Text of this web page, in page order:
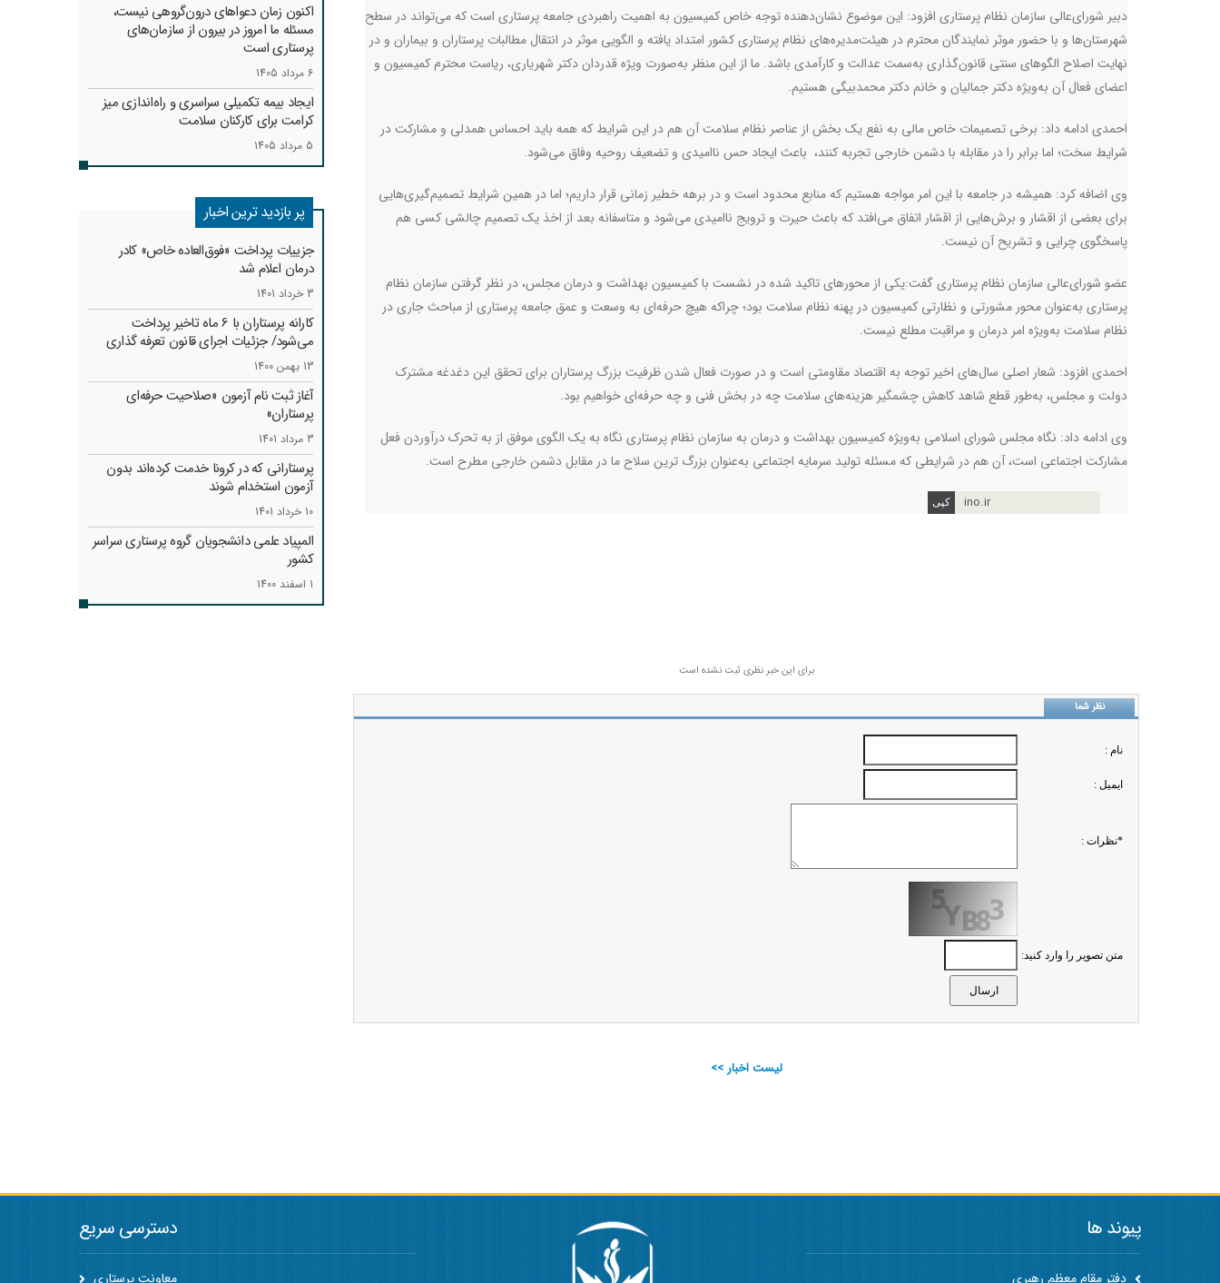
دبیر شورای‌عالی سازمان نظام پرستاری افزود: این موضوع نشان‌دهنده توجه خاص کمیسیون به اهمیت راهبردی جامعه پرستاری است که می‌تواند در سطح
شهرستان‌ها و با حضور موثر نمایندگان محترم در هیئت‌مدیره‌های نظام پرستاری کشور امتداد یافته و الگویی موثر در انتقال مطالبات پرستاران و بیماران و در
نهایت اصلاح الگوهای سنتی قانون‌گذاری به‌سمت عدالت و کارآمدی باشد. ما از این منظر به‌صورت ویژه قدردان دکتر شهریاری، ریاست محترم کمیسیون و
اعضای فعال آن به‌ویژه دکتر جمالیان و خانم دکتر محمدبیگی هستیم.
احمدی ادامه داد: برخی تصمیمات خاص مالی به نفع یک بخش از عناصر نظام سلامت آن هم در این شرایط که همه باید احساس همدلی و مشارکت در
شرایط سخت؛ اما برابر را در مقابله با دشمن خارجی تجربه کنند، باعث ایجاد حس ناامیدی و تضعیف روحیه وفاق می‌شود.
وی اضافه کرد: همیشه در جامعه با این امر مواجه هستیم که منابع محدود است و در برهه خطیر زمانی قرار داریم؛ اما در همین شرایط تصمیم‌گیری‌هایی
برای بعضی از اقشار و برش‌هایی از اقشار اتفاق می‌افتد که باعث حیرت و ترویج ناامیدی می‌شود و متاسفانه بعد از اخذ یک تصمیم چالشی کسی هم
پاسخگوی چرایی و تشریح آن نیست.
عضو شورای‌عالی سازمان نظام پرستاری گفت:یکی از محورهای تاکید شده در نشست با کمیسیون بهداشت و درمان مجلس، در نظر گرفتن سازمان نظام
پرستاری به‌عنوان محور مشورتی و نظارتی کمیسیون در پهنه نظام سلامت بود؛ چراکه هیچ حرفه‌ای به وسعت و عمق جامعه پرستاری از مباحث جاری در
نظام سلامت به‌ویژه امر درمان و مراقبت مطلع نیست.
احمدی افزود: شعار اصلی سال‌های اخیر توجه به اقتصاد مقاومتی است و در صورت فعال شدن ظرفیت بزرگ پرستاران برای تحقق این دغدغه مشترک
دولت و مجلس، به‌طور قطع شاهد کاهش چشمگیر هزینه‌های سلامت چه در بخش فنی و چه حرفه‌ای خواهیم بود.
وی ادامه داد: نگاه مجلس شورای اسلامی به‌ویژه کمیسیون بهداشت و درمان به سازمان نظام پرستاری نگاه به یک الگوی موفق از به تحرک درآوردن فعل
مشارکت اجتماعی است، آن هم در شرایطی که مسئله تولید سرمایه اجتماعی به‌عنوان بزرگ ترین سلاح ما در مقابل دشمن خارجی مطرح است.
ino.ir
برای این خبر نظری ثبت نشده است
نظر شما
نام :
ايميل :
*نظرات :
متن تصویر را وارد کنید:
لیست اخبار >>
اکنون زمان دعواهای درون‌گروهی نیست،
مسئله ما امروز در بیرون از سازمان‌های
پرستاری است
6 مرداد 1405
ایجاد بیمه تکمیلی سراسری و راه‌اندازی میز
کرامت برای کارکنان سلامت
5 مرداد 1405
پر بازدید ترین اخبار
جزییات پرداخت «فوق‌العاده خاص» کادر
درمان اعلام شد
3 خرداد 1401
کارانه‌ پرستاران با 6 ماه تاخیر پرداخت
می‌شود/ جزئیات اجرای قانون تعرفه گذاری
13 بهمن 1400
آغاز ثبت نام آزمون «صلاحیت حرفه‌ای
پرستاران»
3 مرداد 1401
پرستارانی که در کرونا خدمت کرد‌ه‌اند بدون
آزمون استخدام شوند
10 خرداد 1401
المپیاد علمی دانشجویان گروه پرستاری سراسر
کشور
1 اسفند 1400
پیوند ها
دفتر مقام معظم رهبری
دسترسی سریع
معاونت پرستاری